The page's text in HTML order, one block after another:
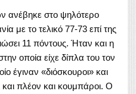
ανέβηκε στο ψηλότερο
με το τελικό 77-73 επί της
11 πόντους. Ήταν και η
οποία είχε δίπλα του τον
έγιναν «διόσκουροι» και
πλέον και κουμπάροι. Ο